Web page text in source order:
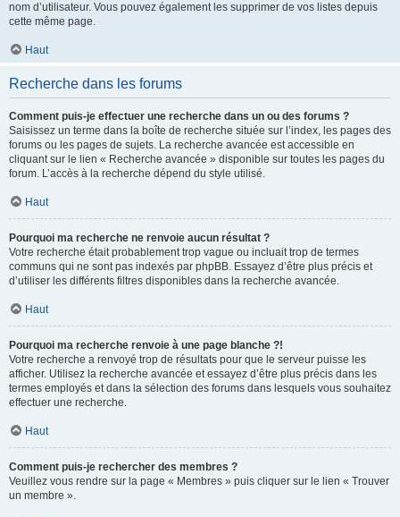
nom d’utilisateur. Vous pouvez également les supprimer de vos listes depuis
cette même page.
Haut
Recherche dans les forums
Comment puis-je effectuer une recherche dans un ou des forums ?
Saisissez un terme dans la boîte de recherche située sur l’index, les pages des
forums ou les pages de sujets. La recherche avancée est accessible en
cliquant sur le lien « Recherche avancée » disponible sur toutes les pages du
forum. L’accès à la recherche dépend du style utilisé.
Haut
Pourquoi ma recherche ne renvoie aucun résultat ?
Votre recherche était probablement trop vague ou incluait trop de termes
communs qui ne sont pas indexés par phpBB. Essayez d’être plus précis et
d’utiliser les différents filtres disponibles dans la recherche avancée.
Haut
Pourquoi ma recherche renvoie à une page blanche ?!
Votre recherche a renvoyé trop de résultats pour que le serveur puisse les
afficher. Utilisez la recherche avancée et essayez d’être plus précis dans les
termes employés et dans la sélection des forums dans lesquels vous souhaitez
effectuer une recherche.
Haut
Comment puis-je rechercher des membres ?
Veuillez vous rendre sur la page « Membres » puis cliquer sur le lien « Trouver
un membre ».